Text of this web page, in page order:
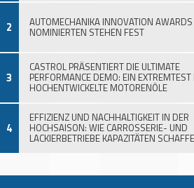
2 AUTOMECHANIKA INNOVATION
NOMINIERTEN STEHEN FEST
3
CASTROL PRÄSENTIERT DIE ULTIMATE
PERFORMANCE DEMO: EIN EXTREMTEST
HOCHENTWICKELTE MOTORENÖLE
4
EFFIZIENZ UND NACHHALTIGKEIT IN DER
HOCHSAISON: WIE CARROSSERIE- UND
LACKIERBETRIEBE KAPAZITÄTEN